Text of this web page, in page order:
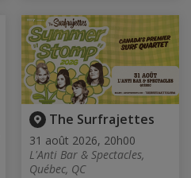
The Surfrajettes
31 août 2026, 20h00
L'Anti Bar & Spectacles,
Québec, QC